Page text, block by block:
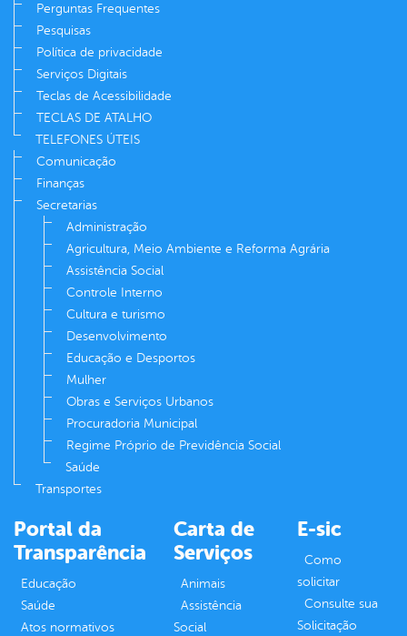
Perguntas Frequentes
Pesquisas
Política de privacidade
Serviços Digitais
Teclas de Acessibilidade
TECLAS DE ATALHO
TELEFONES ÚTEIS
Comunicação
Finanças
Secretarias
Administração
Agricultura, Meio Ambiente e Reforma Agrária
Assistência Social
Controle Interno
Cultura e turismo
Desenvolvimento
Educação e Desportos
Mulher
Obras e Serviços Urbanos
Procuradoria Municipal
Regime Próprio de Previdência Social
Saúde
Transportes
Portal da
Transparência
Educação
Saúde
Atos normativos
Carta de
Serviços
Animais
Assistência
Social
E-sic
Como
solicitar
Consulte sua
Solicitação